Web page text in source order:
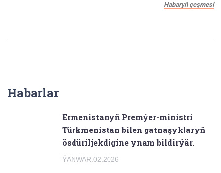
Habaryň çeşmesi
Habarlar
Ermenistanyň Premýer-ministri
Türkmenistan bilen gatnaşyklaryň
ösdüriljekdigine ynam bildirýär.
ÝANWAR.02.2026